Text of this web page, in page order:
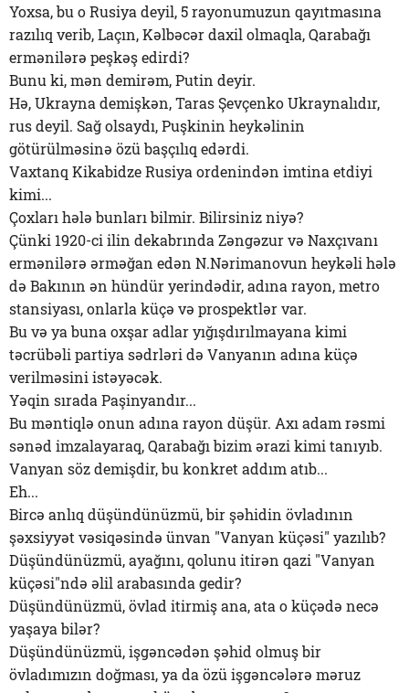
Yoxsa, bu o Rusiya deyil, 5 rayonumuzun qayıtmasına
razılıq verib, Laçın, Kəlbəcər daxil olmaqla, Qarabağı
ermənilərə peşkəş edirdi?
Bunu ki, mən demirəm, Putin deyir.
Hə, Ukrayna demişkən, Taras Şevçenko Ukraynalıdır,
rus deyil. Sağ olsaydı, Puşkinin heykəlinin
götürülməsinə özü başçılıq edərdi.
Vaxtanq Kikabidze Rusiya ordenindən imtina etdiyi
kimi...
Çoxları hələ bunları bilmir. Bilirsiniz niyə?
Çünki 1920-ci ilin dekabrında Zəngəzur və Naxçıvanı
ermənilərə ərməğan edən N.Nərimanovun heykəli hələ
də Bakının ən hündür yerindədir, adına rayon, metro
stansiyası, onlarla küçə və prospektlər var.
Bu və ya buna oxşar adlar yığışdırılmayana kimi
təcrübəli partiya sədrləri də Vanyanın adına küçə
verilməsini istəyəcək.
Yəqin sırada Paşinyandır...
Bu məntiqlə onun adına rayon düşür. Axı adam rəsmi
sənəd imzalayaraq, Qarabağı bizim ərazi kimi tanıyıb.
Vanyan söz demişdir, bu konkret addım atıb...
Eh...
Bircə anlıq düşündünüzmü, bir şəhidin övladının
şəxsiyyət vəsiqəsində ünvan "Vanyan küçəsi" yazılıb?
Düşündünüzmü, ayağını, qolunu itirən qazi "Vanyan
küçəsi"ndə əlil arabasında gedir?
Düşündünüzmü, övlad itirmiş ana, ata o küçədə necə
yaşaya bilər?
Düşündünüzmü, işgəncədən şəhid olmuş bir
övladımızın doğması, ya da özü işgəncələrə məruz